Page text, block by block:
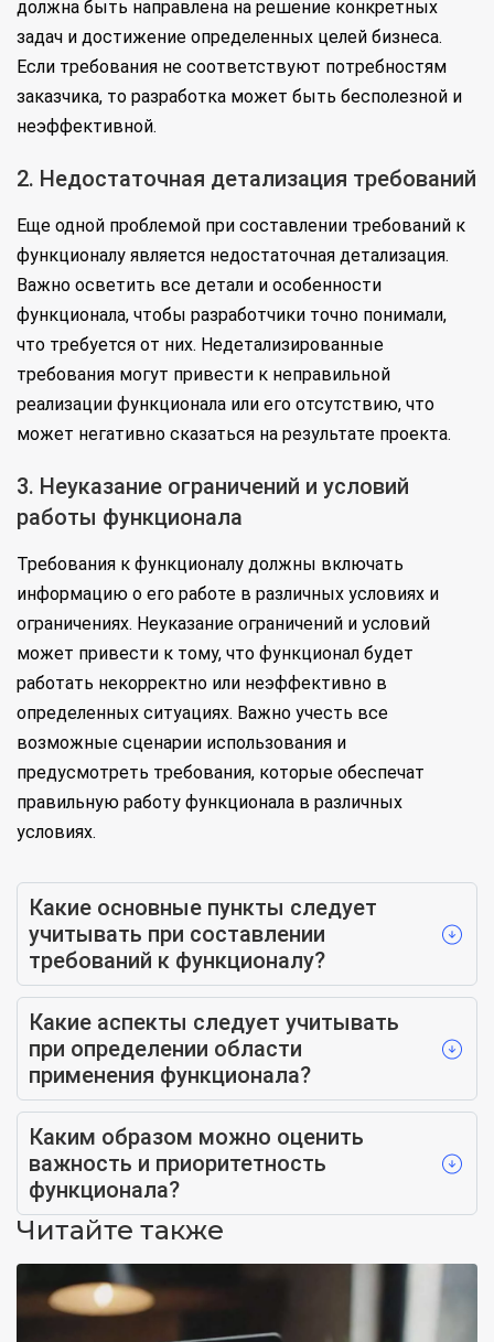
должна быть направлена на решение конкретных
задач и достижение определенных целей бизнеса.
Если требования не соответствуют потребностям
заказчика, то разработка может быть бесполезной и
неэффективной.
2. Недостаточная детализация требований
Еще одной проблемой при составлении требований к
функционалу является недостаточная детализация.
Важно осветить все детали и особенности
функционала, чтобы разработчики точно понимали,
что требуется от них. Недетализированные
требования могут привести к неправильной
реализации функционала или его отсутствию, что
может негативно сказаться на результате проекта.
3. Неуказание ограничений и условий
работы функционала
Требования к функционалу должны включать
информацию о его работе в различных условиях и
ограничениях. Неуказание ограничений и условий
может привести к тому, что функционал будет
работать некорректно или неэффективно в
определенных ситуациях. Важно учесть все
возможные сценарии использования и
предусмотреть требования, которые обеспечат
правильную работу функционала в различных
условиях.
Какие основные пункты следует
учитывать при составлении
требований к функционалу?
Какие аспекты следует учитывать
при определении области
применения функционала?
Каким образом можно оценить
важность и приоритетность
функционала?
Читайте также